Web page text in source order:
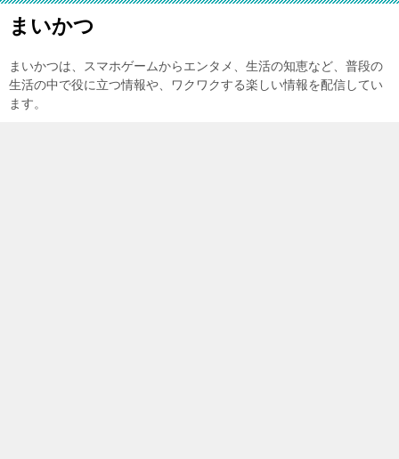
まいかつ
まいかつは、スマホゲームからエンタメ、生活の知恵など、普段の
生活の中で役に立つ情報や、ワクワクする楽しい情報を配信してい
ます。